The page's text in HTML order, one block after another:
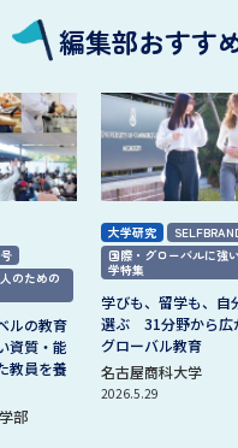
編集部おすす
のための
ルの教育
資質・能
教員を養
部
大学研究
国際・グローバルに強
学特集
学びも、留学も、自
選ぶ 31分野から広
グローバル教育
名古屋商科大学
2026.5.29